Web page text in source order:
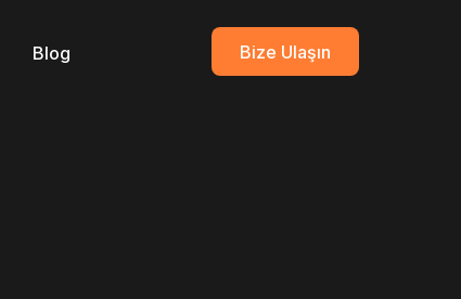
Blog Bize Ulaşın